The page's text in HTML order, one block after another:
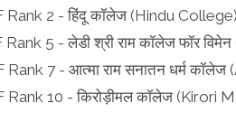
2 - हिंदू कॉलेज (Hindu College)
5 - लेडी श्री राम कॉलेज फॉर
7 - आत्मा राम सनातन धर्म
10 - किरोड़ीमल कॉलेज (Kirori